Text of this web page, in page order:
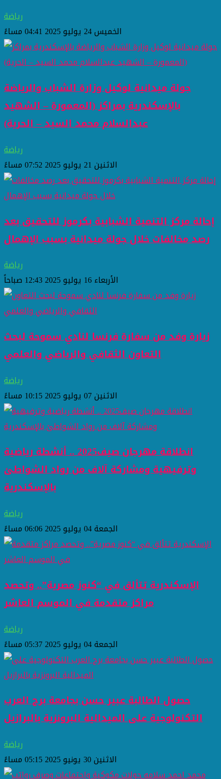
رياضة
الخميس 24 يوليو 2025 04:41 مساءً
جولة ميدانية لوكيل وزارة الشباب والرياضة
بالإسكندرية بمراكز (المعمورة – الشهيد
عبدالسلام محمد السيد – الحرية)
رياضة
الاثنين 21 يوليو 2025 07:52 مساءً
إحالة مركز التنمية الشبابية بكرموز للتحقيق بعد
رصد مخالفات خلال جولة ميدانية بسبب الإهمال
رياضة
الأربعاء 16 يوليو 2025 12:43 صباحاً
زيارة وفد من سفارة فرنسا لنادي سموحة لبحث
التعاون الثقافي والرياضي والعلمي
رياضة
الاثنين 07 يوليو 2025 10:15 مساءً
انطلاقة مهرجان صيف2025 .. أنشطة رياضية
وترفيهية ومشاركة آلاف من رواد الشواطئ
بالإسكندرية
رياضة
الجمعة 04 يوليو 2025 06:06 مساءً
الإسكندرية تتألق في “كنوز مصرية”.. وتحصد
مراكز متقدمة في الموسم العاشر
رياضة
الجمعة 04 يوليو 2025 05:37 مساءً
حصول الطالبة عبير حسن بجامعة برج العرب
التكنولوجية على الميدالية البرونزية بالبرازيل
رياضة
الاثنين 30 يونيو 2025 05:15 مساءً